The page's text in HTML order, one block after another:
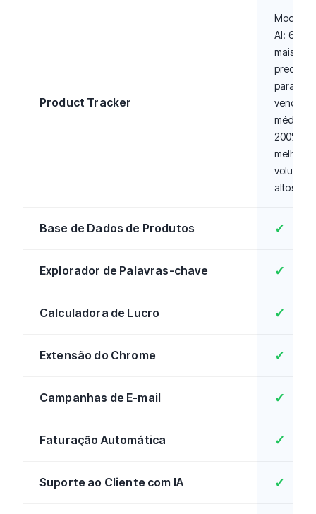
Product Tracker
Modelo
AI: 66%
mais
preciso
para
vendas
médias,
200%
melhor
volumes
altos
Base de Dados de Produtos ✓
Explorador de Palavras-chave ✓
Calculadora de Lucro ✓
Extensão do Chrome ✓
Campanhas de E-mail ✓
Faturação Automática ✓
Suporte ao Cliente com IA ✓